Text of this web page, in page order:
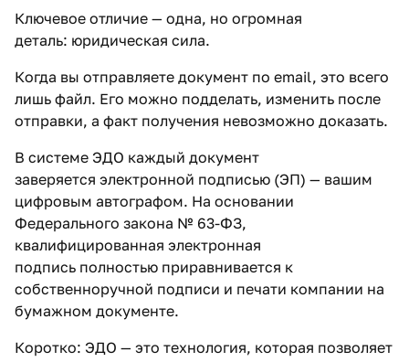
Ключевое отличие — одна, но огромная
деталь: юридическая сила.
Когда вы отправляете документ по email, это всего
лишь файл. Его можно подделать, изменить после
отправки, а факт получения невозможно доказать.
В системе ЭДО каждый документ
заверяется электронной подписью (ЭП) — вашим
цифровым автографом. На основании
Федерального закона № 63-ФЗ,
квалифицированная электронная
подпись полностью приравнивается к
собственноручной подписи и печати компании на
бумажном документе.
Коротко: ЭДО — это технология, которая позволяет